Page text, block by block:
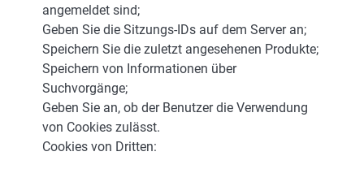
angemeldet sind;
Geben Sie die Sitzungs-IDs auf dem Server an;
Speichern Sie die zuletzt angesehenen Produkte;
Speichern von Informationen über
Suchvorgänge;
Geben Sie an, ob der Benutzer die Verwendung
von Cookies zulässt.
Cookies von Dritten: